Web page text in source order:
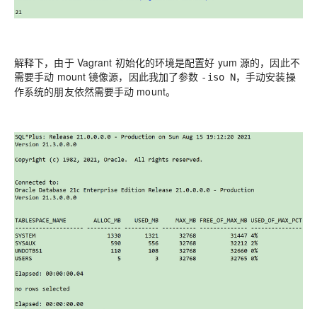
解释下，由于 Vagrant 初始化的环境是配置好 yum 源的，因此不
需要手动 mount 镜像源，因此我加了参数 -iso N，手动安装操
作系统的朋友依然需要手动 mount。